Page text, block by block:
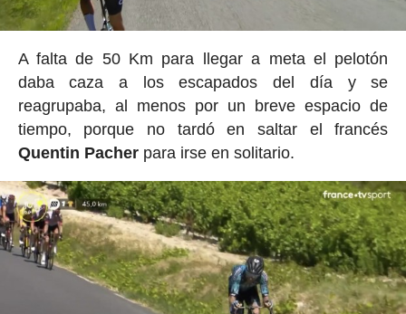
A falta de 50 Km para llegar a meta el pelotón
daba caza a los escapados del día y se
reagrupaba, al menos por un breve espacio de
tiempo, porque no tardó en saltar el francés
Quentin Pacher para irse en solitario.